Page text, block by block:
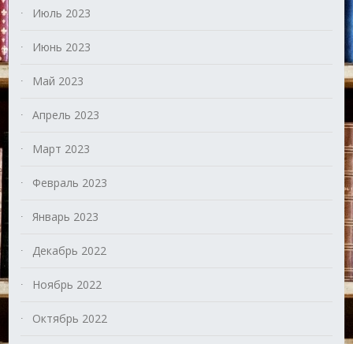
Июль 2023
Июнь 2023
Май 2023
Апрель 2023
Март 2023
Февраль 2023
Январь 2023
Декабрь 2022
Ноябрь 2022
Октябрь 2022